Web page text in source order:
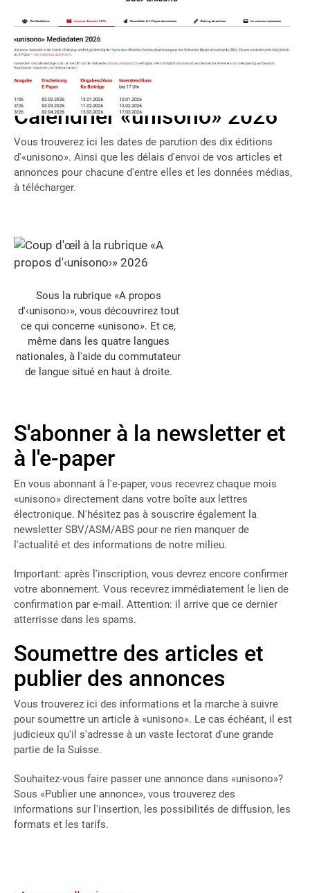
notre page d'accueil? Vous y trouverez tout ce qui concerne
votre magazine.
Vous trouverez les coordonnées de la rédaction dans le
sous-menu «Rédaction». Nous nous réjouissons de vous lire.
Calendrier «unisono» 2026
Vous trouverez ici les dates de parution des dix éditions
d'«unisono». Ainsi que les délais d'envoi de vos articles et
annonces pour chacune d'entre elles et les données médias,
à télécharger.
Sous la rubrique «A propos
d'‹unisono›», vous découvrirez tout
ce qui concerne «unisono». Et ce,
même dans les quatre langues
nationales, à l'aide du commutateur
de langue situé en haut à droite.
S'abonner à la newsletter et
à l'e-paper
En vous abonnant à l'e-paper, vous recevrez chaque mois
«unisono» directement dans votre boîte aux lettres
électronique. N'hésitez pas à souscrire également la
newsletter SBV/ASM/ABS pour ne rien manquer de
l'actualité et des informations de notre milieu.
Important: après l'inscription, vous devrez encore confirmer
votre abonnement. Vous recevrez immédiatement le lien de
confirmation par e-mail. Attention: il arrive que ce dernier
atterrisse dans les spams.
Soumettre des articles et
publier des annonces
Vous trouverez ici des informations et la marche à suivre
pour soumettre un article à «unisono». Le cas échéant, il est
judicieux qu'il s'adresse à un vaste lectorat d'une grande
partie de la Suisse.
Souhaitez-vous faire passer une annonce dans «unisono»?
Sous «Publier une annonce», vous trouverez des
informations sur l'insertion, les possibilités de diffusion, les
formats et les tarifs.